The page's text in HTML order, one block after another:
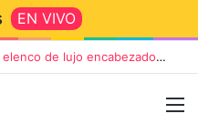
EN VIVO
“TIRRIA” llega a Tandil con un elenco de lujo encabezado por Capusotto, Spregelburd y Stefani